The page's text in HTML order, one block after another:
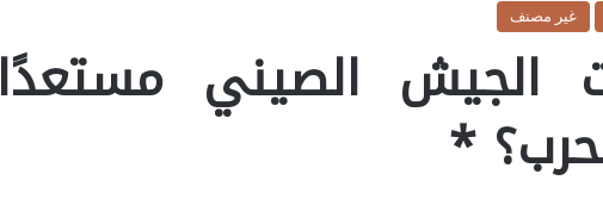
غير مصنف
الجيش الصيني مستعدًا
*